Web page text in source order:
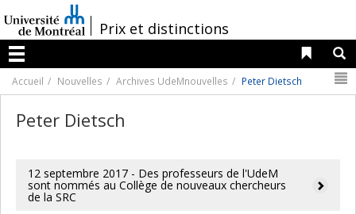
au
contenu
/Prix et distinctions
Menu
Liens
Accueil Nouvelles Archives UdeMnouvelles Peter Dietsch
Peter Dietsch
12 septembre 2017 - Des professeurs de l'UdeM
sont nommés au Collège de nouveaux chercheurs
de la SRC